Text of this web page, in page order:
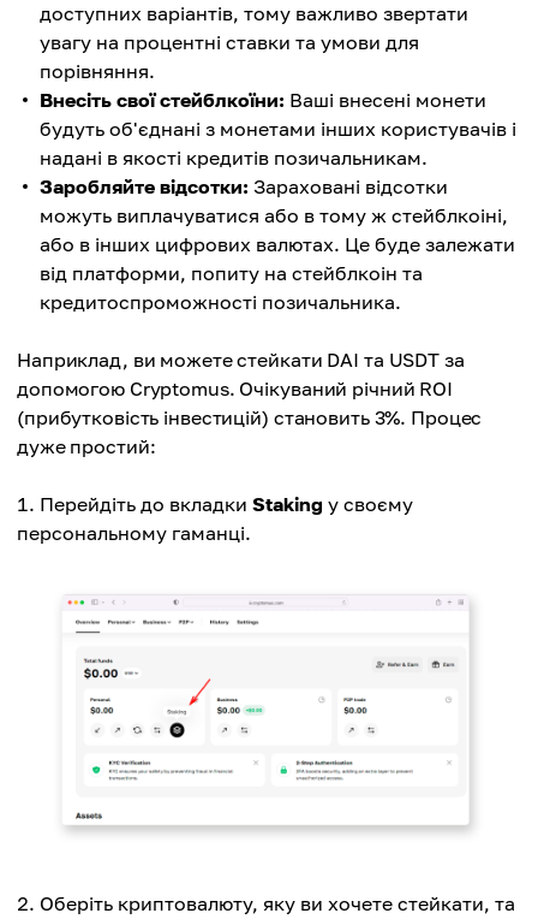
доступних варіантів, тому важливо звертати
увагу на процентні ставки та умови для
порівняння.
Внесіть свої стейблкоїни: Ваші внесені монети
будуть об'єднані з монетами інших користувачів і
надані в якості кредитів позичальникам.
Заробляйте відсотки: Зараховані відсотки
можуть виплачуватися або в тому ж стейблкоіні,
або в інших цифрових валютах. Це буде залежати
від платформи, попиту на стейблкоін та
кредитоспроможності позичальника.
Наприклад, ви можете стейкати DAI та USDT за
допомогою Cryptomus. Очікуваний річний ROI
(прибутковість інвестицій) становить 3%. Процес
дуже простий:
Перейдіть до вкладки Staking у своєму
персональному гаманці.
Оберіть криптовалюту, яку ви хочете стейкати, та